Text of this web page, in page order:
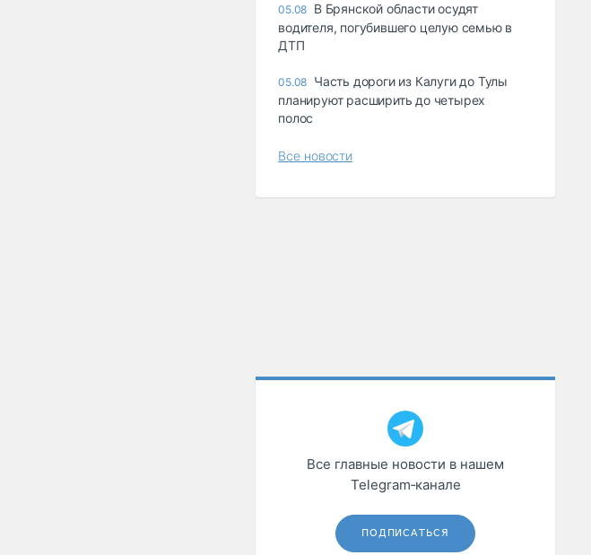
05.08 В Брянской области осудят
водителя, погубившего целую семью в
ДТП
05.08 Часть дороги из Калуги до Тулы
планируют расширить до четырех
полос
Все новости
Все главные новости в нашем
Telegram‑канале
ПОДПИСАТЬСЯ